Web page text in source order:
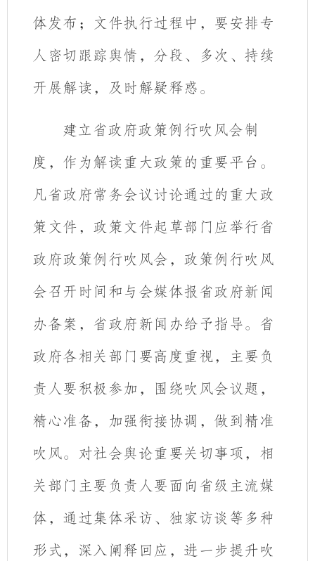
体发布；文件执行过程中，要安排专
人密切跟踪舆情，分段、多次、持续
开展解读，及时解疑释惑。
建立省政府政策例行吹风会制
度，作为解读重大政策的重要平台。
凡省政府常务会议讨论通过的重大政
策文件，政策文件起草部门应举行省
政府政策例行吹风会 ，政策例行吹风
会召开时间和与会媒体报省政府新闻
办备案，省政府新闻办给予指导。省
政府各相关部门要高度重视，主要负
责人要积极参加，围绕吹风会议题，
精心准备，加强衔接协调，做到精准
吹风。对社会舆论重要关切事项，相
关部门主要负责人要面向省级主流媒
体，通过集体采访、独家访谈等多种
形式，深入阐释回应，进一步提升吹